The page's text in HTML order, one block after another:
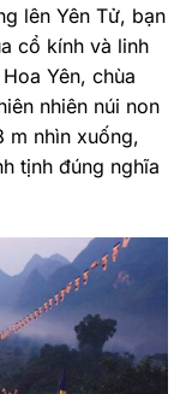
lên Yên Tử, bạn
cổ kính và linh
Yên, chùa
nhiên núi non
m nhìn xuống,
tịnh đúng nghĩa